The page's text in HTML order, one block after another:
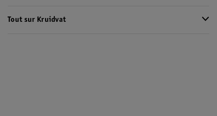
Tout sur Kruidvat